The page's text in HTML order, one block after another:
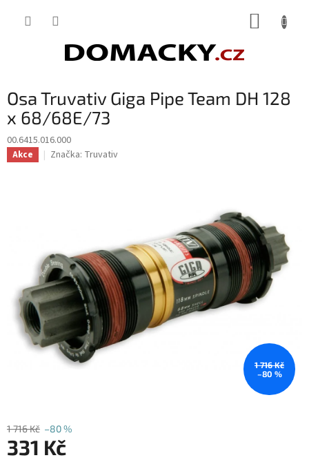
Osa Truvativ Giga Pipe Team DH 128
x 68/68E/73
00.6415.016.000
Akce Značka: Truvativ
1 716 Kč
–80 %
1 716 Kč –80 %
331 Kč